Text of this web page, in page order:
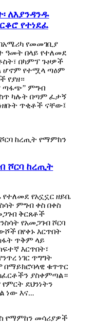
ለእያንዳንዱ
የተነደፈ
የመመገቢያ
ዓመት በላይ የተለመደ
በካምፕ ጉዞዎች
ሆኖም የተሟላ ጣዕም
የያዘ።
ጣፋጭ” ምግብ
ካሉት በጣም ፈታኝ
ጥቂቶች ናቸው፤
ሾርባ ከረጢት
የተለመደ የአኗኗር ዘይቤ
ምግብ ቀስ በቀስ
ቅርጸቶች
የአመጋገብ ሾርባ
በየቀኑ እርጥበት
ጥቅም ላይ
እርጥበት፣
ነገር ጥግግት
ቁጥጥር
ያስቀምጣል።
ደህንነትን
ነው እና...